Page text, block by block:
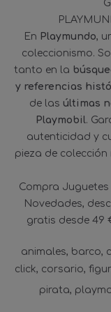
En Playmundo,
coleccionismo.
tanto en la
y referencias
de las últimas
Playmobil.
autenticidad y
pieza de
Compra
Novedades,
gratis desde 49
animales barco
click corsario
pirata